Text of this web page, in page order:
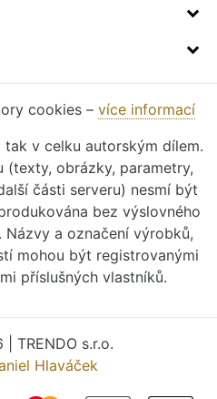
cookies – více informací
v celku autorským dílem.
(texty, obrázky, parametry,
části serveru) nesmí být
bez výslovného
a označení výrobků,
mohou být registrovanými
příslušných vlastníků.
TRENDO s.r.o.
Hlaváček